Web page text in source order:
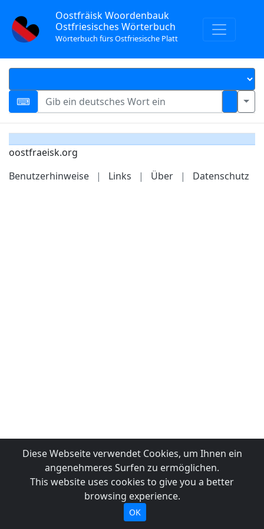
Oostfräisk Woordenbauk
Ostfriesisches Wörterbuch
Wörterbuch fürs Ostfriesische Platt
oostfraeisk.org
Benutzerhinweise
| Links | Über | Datenschutz
Diese Webseite verwendet Cookies, um Ihnen ein
angenehmeres Surfen zu ermöglichen.
This website uses cookies to give you a better
browsing experience.
OK